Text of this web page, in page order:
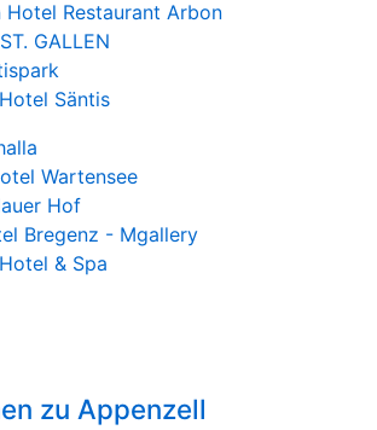
Hotel Restaurant Arbon
GALLEN
Säntis
Wartensee
Hof
Bregenz - Mgallery
& Spa
zu Appenzell